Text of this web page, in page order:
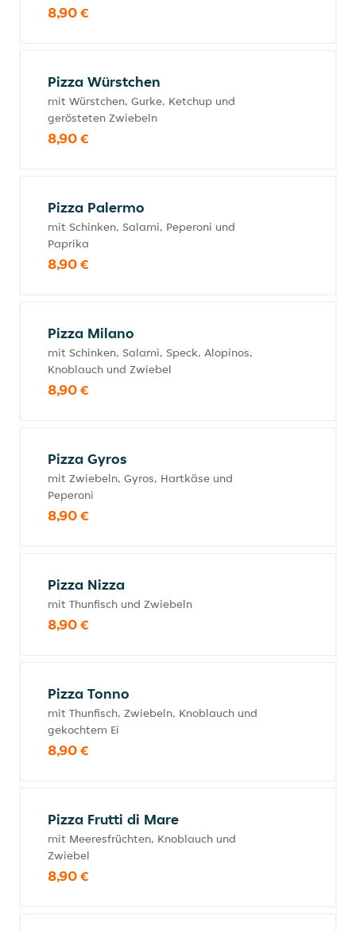
8,90 €
Pizza Würstchen
mit Würstchen, Gurke, Ketchup und
gerösteten Zwiebeln
8,90 €
Pizza Palermo
mit Schinken, Salami, Peperoni und
Paprika
8,90 €
Pizza Milano
mit Schinken, Salami, Speck, Alopinos,
Knoblauch und Zwiebel
8,90 €
Pizza Gyros
mit Zwiebeln, Gyros, Hartkäse und
Peperoni
8,90 €
Pizza Nizza
mit Thunfisch und Zwiebeln
8,90 €
Pizza Tonno
mit Thunfisch, Zwiebeln, Knoblauch und
gekochtem Ei
8,90 €
Pizza Frutti di Mare
mit Meeresfrüchten, Knoblauch und
Zwiebel
8,90 €